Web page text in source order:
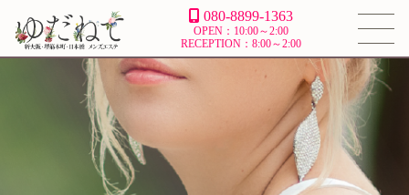
080-8899-1363
OPEN：10:00～2:00
RECEPTION：8:00～2:00